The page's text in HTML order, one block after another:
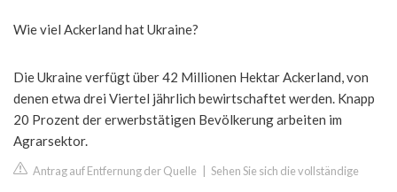
Wie viel Ackerland hat Ukraine?
Die Ukraine verfügt über 42 Millionen Hektar Ackerland, von
denen etwa drei Viertel jährlich bewirtschaftet werden. Knapp
20 Prozent der erwerbstätigen Bevölkerung arbeiten im
Agrarsektor.
Antrag auf Entfernung der Quelle Sehen Sie sich die vollständige